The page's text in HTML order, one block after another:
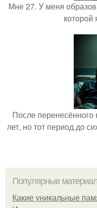
Мне 27. У меня
которой
После
лет, но тот период до
Популярные
Какие уникальные